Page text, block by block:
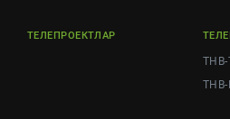
ТЕЛЕПРОЕКТЛАР
ТНВ-
ТНВ-